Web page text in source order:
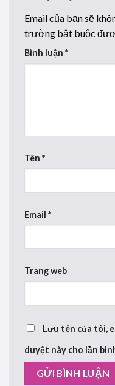
Email của bạn sẽ
trường bắt buộc
Bình luận *
Tên *
Email *
Trang web
Lưu tên của tôi,
duyệt này cho lần